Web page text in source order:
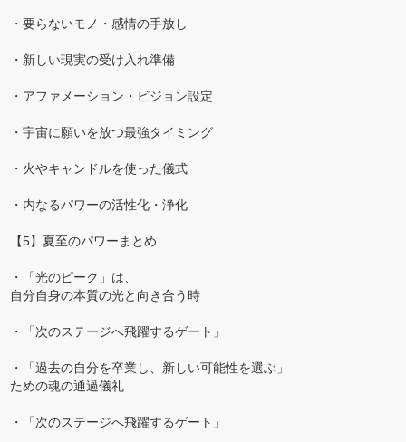
・要らないモノ・感情の手放し
・新しい現実の受け入れ準備
・アファメーション・ビジョン設定
・宇宙に願いを放つ最強タイミング
・火やキャンドルを使った儀式
・内なるパワーの活性化・浄化
【5】夏至のパワーまとめ
・「光のピーク」は、
自分自身の本質の光と向き合う時
・「次のステージへ飛躍するゲート」
・「過去の自分を卒業し、新しい可能性を選ぶ」
ための魂の通過儀礼
・「次のステージへ飛躍するゲート」